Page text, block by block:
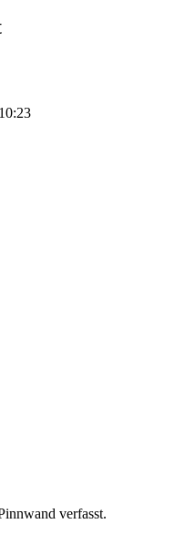
verfasst.